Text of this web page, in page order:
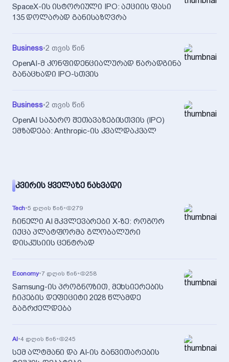
SpaceX-ის ისტორიული IPO: აქციის ფასი
135 დოლარად განისაზღვრა
Business•2 თვის წინ
OpenAI-მ კონფიდენციალურად წარადგინა
განაცხადი IPO-სთვის
Business•2 თვის წინ
OpenAI საჯარო შეთავაზებისთვის (IPO)
ემზადება: Anthropic-ის კვალდაკვალ
ᲙᲕᲘᲠᲘᲡ ᲧᲕᲔᲚᲐᲖᲔ ᲜᲐᲮᲕᲐᲓᲘ
Tech•5 დღის წინ• 279
ჩინელი AI მკვლევარები X-ზე: როგორ
იქცა პლატფორმა გლობალური
დისკუსიის ცენტრად
Economy•7 დღის წინ• 258
Samsung-ის პროგნოზით, მეხსიერების
ჩიპების დეფიციტი 2028 წლამდე
გაგრძელდება
AI•4 დღის წინ• 245
სემ ალტმანი და AI-ის განვითარების